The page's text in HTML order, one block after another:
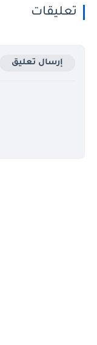
تعليقات
إرسال تعليق